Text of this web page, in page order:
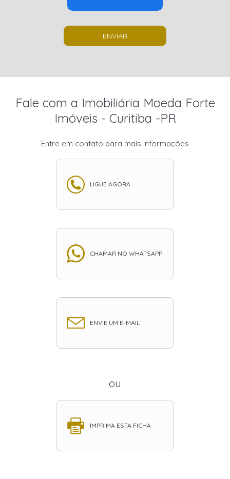
ENVIAR
Fale com a Imobiliária Moeda Forte
Imóveis - Curitiba -PR
Entre em contato para mais informações
LIGUE AGORA
CHAMAR NO WHATSAPP
ENVIE UM E-MAIL
ou
IMPRIMA ESTA FICHA